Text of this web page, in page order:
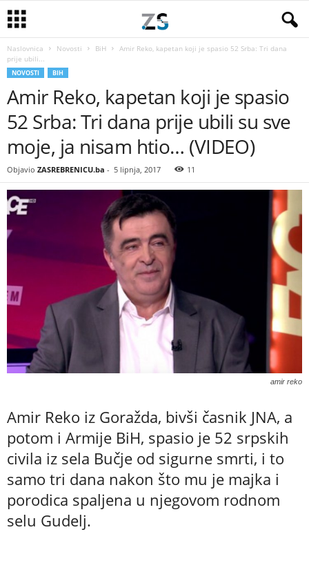
Naslovnica Novosti BiH
Amir Reko, kapetan koji je spasio 52 Srba: Tri dana
prije ubili...
NOVOSTI BIH
Amir Reko, kapetan koji je spasio
52 Srba: Tri dana prije ubili su sve
moje, ja nisam htio… (VIDEO)
Objavio ZASREBRENICU.ba - 5 lipnja, 2017 11
amir reko
Amir Reko iz Goražda, bivši časnik JNA, a
potom i Armije BiH, spasio je 52 srpskih
civila iz sela Bučje od sigurne smrti, i to
samo tri dana nakon što mu je majka i
porodica spaljena u njegovom rodnom
selu Gudelj.